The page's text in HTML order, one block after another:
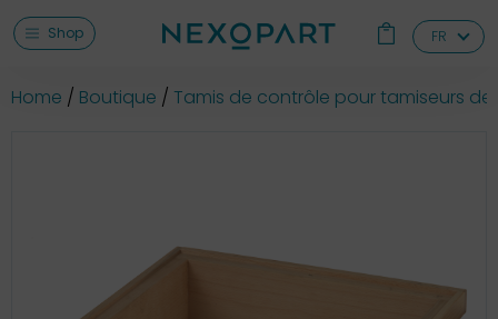
Shop FR
Home Boutique Tamis de contrôle pour tamiseurs